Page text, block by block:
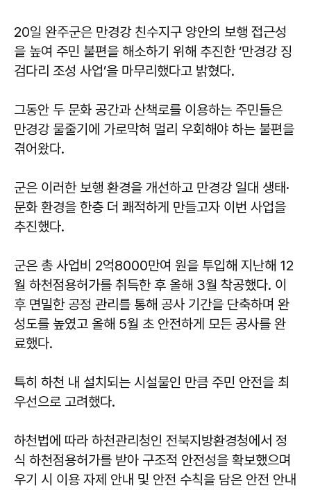
20일 완주군은 만경강 친수지구 양안의 보행 접근성
을 높여 주민 불편을 해소하기 위해 추진한 ‘만경강 징
검다리 조성 사업’을 마무리했다고 밝혔다.
그동안 두 문화 공간과 산책로를 이용하는 주민들은
만경강 물줄기에 가로막혀 멀리 우회해야 하는 불편을
겪어왔다.
군은 이러한 보행 환경을 개선하고 만경강 일대 생태·
문화 환경을 한층 더 쾌적하게 만들고자 이번 사업을
추진했다.
군은 총 사업비 2억8000만여 원을 투입해 지난해 12
월 하천점용허가를 취득한 후 올해 3월 착공했다. 이
후 면밀한 공정 관리를 통해 공사 기간을 단축하며 완
성도를 높였고 올해 5월 초 안전하게 모든 공사를 완
료했다.
특히 하천 내 설치되는 시설물인 만큼 주민 안전을 최
우선으로 고려했다.
하천법에 따라 하천관리청인 전북지방환경청에서 정
식 하천점용허가를 받아 구조적 안전성을 확보했으며
우기 시 이용 자제 안내 및 안전 수칙을 담은 안전 안내